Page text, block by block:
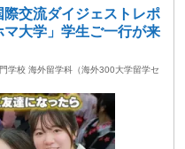
交流ダイジェストレポ
大学」学生ご一行が来
学校 海外留学科（海外300大学留学セ